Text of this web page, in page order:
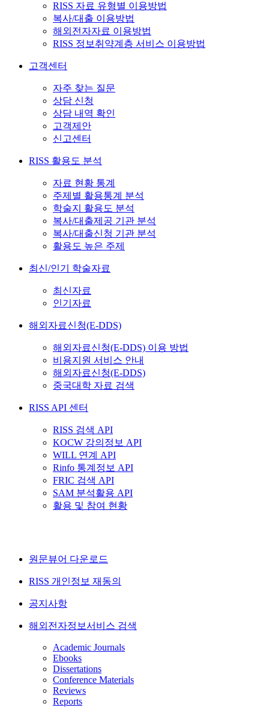
RISS 자료 유형별 이용방법
복사/대출 이용방법
해외전자자료 이용방법
RISS 정보취약계층 서비스 이용방법
고객센터
자주 찾는 질문
상담 신청
상담 내역 확인
고객제안
신고센터
RISS 활용도 분석
자료 현황 통계
주제별 활용통계 분석
학술지 활용도 분석
복사/대출제공 기관 분석
복사/대출신청 기관 분석
활용도 높은 주제
최신/인기 학술자료
최신자료
인기자료
해외자료신청(E-DDS)
해외자료신청(E-DDS) 이용 방법
비용지원 서비스 안내
해외자료신청(E-DDS)
중국대학 자료 검색
RISS API 센터
RISS 검색 API
KOCW 강의정보 API
WILL 연계 API
Rinfo 통계정보 API
FRIC 검색 API
SAM 분석활용 API
활용 및 참여 현황
원문뷰어 다운로드
RISS 개인정보 재동의
공지사항
해외전자정보서비스 검색
Academic Journals
Ebooks
Dissertations
Conference Materials
Reviews
Reports